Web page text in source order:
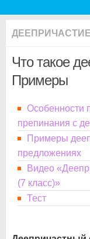
ДЕЕПРИЧАСТИЕ
Что такое
Примеры
Особенности
препинания с
Примеры
предложениях
Видео
(7 класс)»
Тест